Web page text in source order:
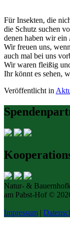
Für Insekten, die
die Schutz suchen
denen haben wir ein
Wir freuen uns,
auch mal bei uns
Wir waren fleißig
Ihr könnt es sehen,
Veröffentlicht in
Natur- &
am Pabst-Hof ©
Impressum |